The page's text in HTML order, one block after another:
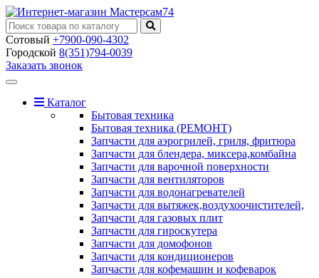
Сотовый +7900-090-4302
Городской 8(351)794-0039
Заказать звонок
Toggle
navigationКаталог
Бытовая техника
Бытовая техника (РЕМОНТ)
Запчасти для аэрогрилей, гриля, фритюра
Запчасти для блендера, миксера,комбайна
Запчасти для варочной поверхности
Запчасти для вентиляторов
Запчасти для водонагревателей
Запчасти для вытяжек,воздухоочистителей,
Запчасти для газовых плит
Запчасти для гироскутера
Запчасти для домофонов
Запчасти для кондиционеров
Запчасти для кофемашин и кофеварок